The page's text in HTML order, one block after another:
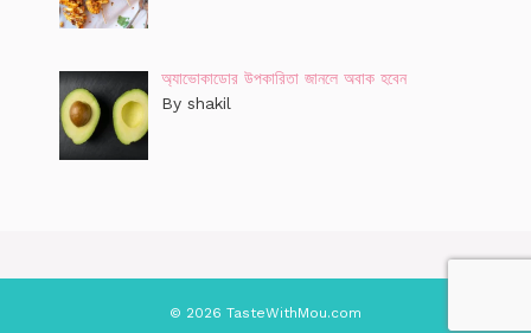
অ্যাভোকাডোর উপকারিতা জানলে অবাক হবেন
By shakil
© 2026 TasteWithMou.com